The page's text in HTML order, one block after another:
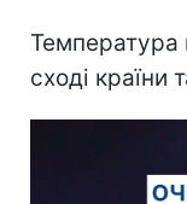
Температура
сході країни